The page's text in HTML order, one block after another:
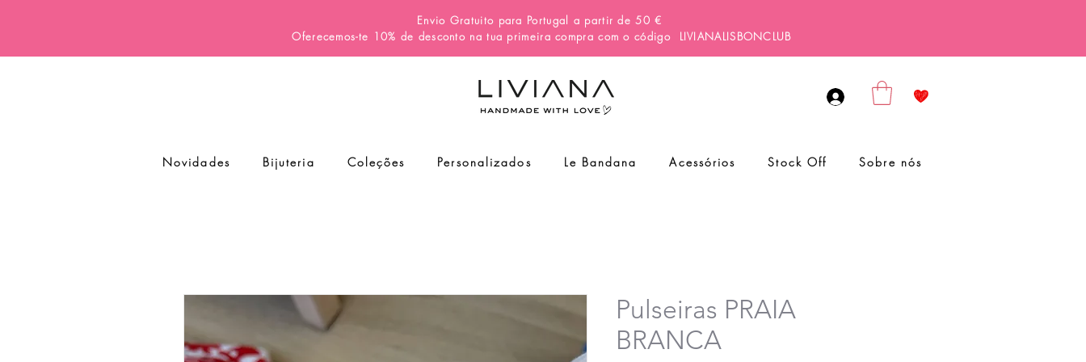
Envio Gratuito para Portugal a partir de 50 €
Oferecemos-te 10% de desconto na tua primeira compra com o código
LIVIANALISBONCLUB
Novidades Bijuteria Coleções Personalizados Le Bandana Acessórios Stock Off Sobre nós
Pulseiras PRAIA
BRANCA